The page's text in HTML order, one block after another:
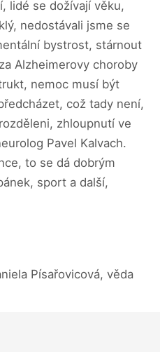
lidé se dožívají věku,
nedostávali jsme se
bystrost, stárnout
Alzheimerovy choroby
nemoc musí být
což tady není,
zhloupnutí ve
Pavel Kalvach.
to se dá dobrým
sport a další,
Písařovicová, věda